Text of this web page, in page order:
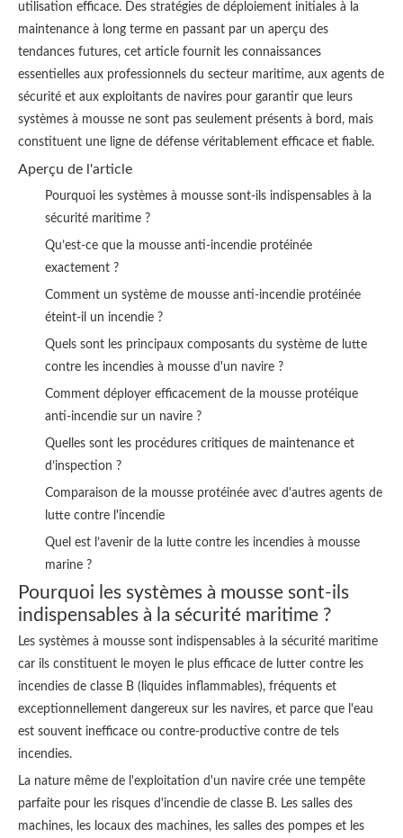
utilisation efficace. Des stratégies de déploiement initiales à la
maintenance à long terme en passant par un aperçu des
tendances futures, cet article fournit les connaissances
essentielles aux professionnels du secteur maritime, aux agents de
sécurité et aux exploitants de navires pour garantir que leurs
systèmes à mousse ne sont pas seulement présents à bord, mais
constituent une ligne de défense véritablement efficace et fiable.
Aperçu de l'article
Pourquoi les systèmes à mousse sont-ils indispensables à la
sécurité maritime ?
Qu’est-ce que la mousse anti-incendie protéinée
exactement ?
Comment un système de mousse anti-incendie protéinée
éteint-il un incendie ?
Quels sont les principaux composants du système de lutte
contre les incendies à mousse d'un navire ?
Comment déployer efficacement de la mousse protéique
anti-incendie sur un navire ?
Quelles sont les procédures critiques de maintenance et
d’inspection ?
Comparaison de la mousse protéinée avec d'autres agents de
lutte contre l'incendie
Quel est l’avenir de la lutte contre les incendies à mousse
marine ?
Pourquoi les systèmes à mousse sont-ils
indispensables à la sécurité maritime ?
Les systèmes à mousse sont indispensables à la sécurité maritime
car ils constituent le moyen le plus efficace de lutter contre les
incendies de classe B (liquides inflammables), fréquents et
exceptionnellement dangereux sur les navires, et parce que l'eau
est souvent inefficace ou contre-productive contre de tels
incendies.
La nature même de l'exploitation d'un navire crée une tempête
parfaite pour les risques d'incendie de classe B. Les salles des
machines, les locaux des machines, les salles des pompes et les